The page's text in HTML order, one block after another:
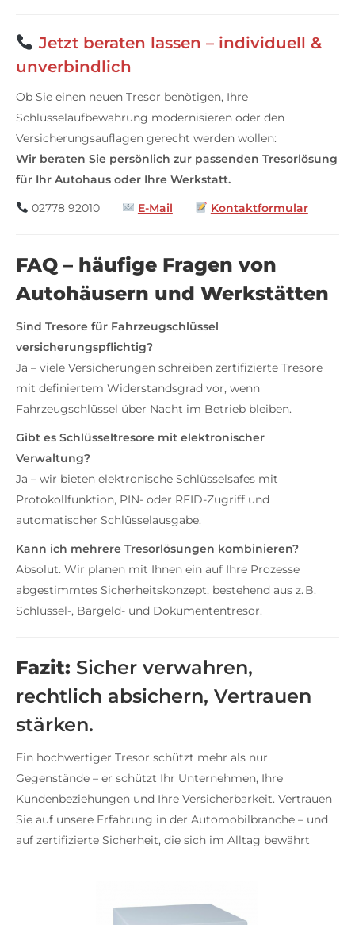
Jetzt beraten lassen – individuell &
unverbindlich
Ob Sie einen neuen Tresor benötigen, Ihre
Schlüsselaufbewahrung modernisieren oder den
Versicherungsauflagen gerecht werden wollen:
Wir beraten Sie persönlich zur passenden Tresorlösung
für Ihr Autohaus oder Ihre Werkstatt.
02778 92010
E-Mail Kontaktformular
FAQ – häufige Fragen von
Autohäusern und Werkstätten
Sind Tresore für Fahrzeugschlüssel
versicherungspflichtig?
Ja – viele Versicherungen schreiben zertifizierte Tresore
mit definiertem Widerstandsgrad vor, wenn
Fahrzeugschlüssel über Nacht im Betrieb bleiben.
Gibt es Schlüsseltresore mit elektronischer
Verwaltung?
Ja – wir bieten elektronische Schlüsselsafes mit
Protokollfunktion, PIN- oder RFID-Zugriff und
automatischer Schlüsselausgabe.
Kann ich mehrere Tresorlösungen kombinieren?
Absolut. Wir planen mit Ihnen ein auf Ihre Prozesse
abgestimmtes Sicherheitskonzept, bestehend aus z. B.
Schlüssel-, Bargeld- und Dokumententresor.
Fazit: Sicher verwahren,
rechtlich absichern, Vertrauen
stärken.
Ein hochwertiger Tresor schützt mehr als nur
Gegenstände – er schützt Ihr Unternehmen, Ihre
Kundenbeziehungen und Ihre Versicherbarkeit. Vertrauen
Sie auf unsere Erfahrung in der Automobilbranche – und
auf zertifizierte Sicherheit, die sich im Alltag bewährt